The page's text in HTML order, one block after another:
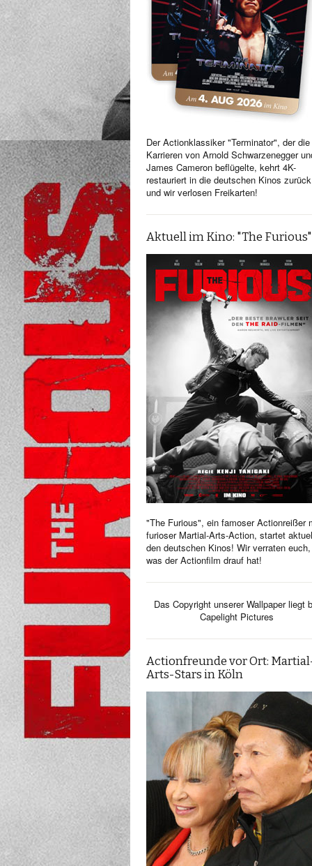
Der Actionklassiker "Terminator", der die
Karrieren von Arnold Schwarzenegger
James Cameron beflügelte, kehrt 4K-
restauriert in die deutschen Kinos zurück
und wir verlosen Freikarten!
Aktuell im Kino: "The Furious"
"The Furious", ein famoser Actionreißer
furioser Martial-Arts-Action, startet
den deutschen Kinos! Wir verraten euch,
was der Actionfilm drauf hat!
Das Copyright unserer Wallpaper liegt
Capelight Pictures
Actionfreunde vor Ort:
Arts-Stars in Köln